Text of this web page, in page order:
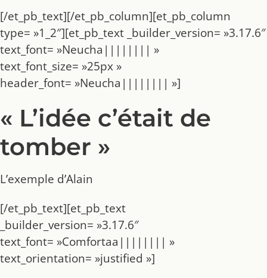
[/et_pb_text][/et_pb_column][et_pb_column
type= »1_2″][et_pb_text _builder_version= »3.17.6″
text_font= »Neucha|||||||| »
text_font_size= »25px »
header_font= »Neucha|||||||| »]
« L’idée c’était de
tomber »
L’exemple d’Alain
[/et_pb_text][et_pb_text
_builder_version= »3.17.6″
text_font= »Comfortaa|||||||| »
text_orientation= »justified »]